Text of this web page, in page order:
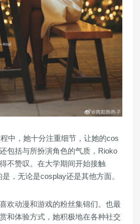
中，她十分注重细节，让她的cos
包括与所扮演角色的气质，Rioko
不赞叹。在大学期间开始接触
，无论是cosplay还是其他方面。
欢动漫和游戏的粉丝集锦们。也最
和体验方式，她积极地在各种社交